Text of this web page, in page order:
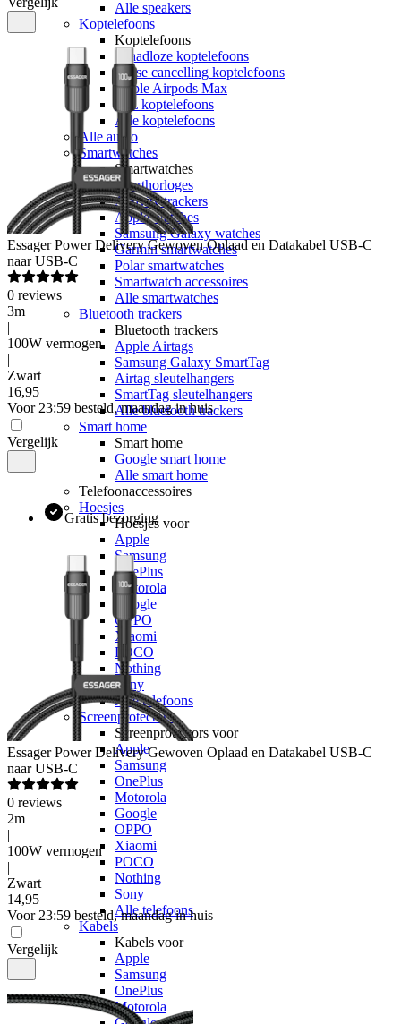
Alle speakers
Koptelefoons
Koptelefoons
Draadloze koptelefoons
Noise cancelling koptelefoons
Apple Airpods Max
JBL koptelefoons
Alle koptelefoons
Alle audio
Smartwatches
Smartwatches
Sporthorloges
Activity trackers
Apple watches
Samsung Galaxy watches
Garmin smartwatches
Polar smartwatches
Smartwatch accessoires
Alle smartwatches
Bluetooth trackers
Bluetooth trackers
Apple Airtags
Samsung Galaxy SmartTag
Airtag sleutelhangers
SmartTag sleutelhangers
Alle bluetooth trackers
Smart home
Smart home
Google smart home
Alle smart home
Telefoonaccessoires
Hoesjes
Hoesjes voor
Apple
Samsung
OnePlus
Motorola
Google
OPPO
Xiaomi
POCO
Nothing
Sony
Alle telefoons
Screenprotectors
Screenprotectors voor
Apple
Samsung
OnePlus
Motorola
Google
OPPO
Xiaomi
POCO
Nothing
Sony
Alle telefoons
Kabels
Kabels voor
Apple
Samsung
OnePlus
Motorola
Essager Power Delivery Gewoven Oplaad en Datakabel USB-C
naar USB-C
0 reviews
3m
|
100W vermogen
|
Zwart
16,95
Voor 23:59 besteld, maandag in huis
Vergelijk
Gratis bezorging
Essager Power Delivery Gewoven Oplaad en Datakabel USB-C
naar USB-C
0 reviews
2m
|
100W vermogen
|
Zwart
14,95
Voor 23:59 besteld, maandag in huis
Vergelijk